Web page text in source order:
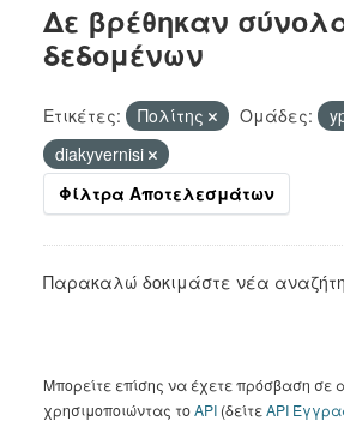
Δε βρέθηκαν
δεδομένων
Ετικέτες: Πολίτης Ομάδες:
diakyvernisi
Φίλτρα Αποτελεσμάτων
Παρακαλώ δοκιμάστε νέα
Μπορείτε επίσης να έχετε πρόσβαση σε
χρησιμοποιώντας τοAPI (δείτεAPI